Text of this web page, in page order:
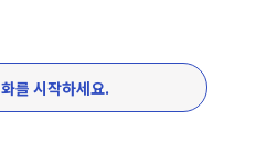
를 시작하세요.